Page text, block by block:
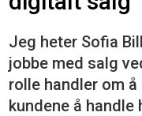
Jeg heter Sofia
jobbe med salg
rolle handler om
kundene å